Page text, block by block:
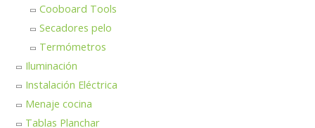
Cooboard Tools
Secadores pelo
Termómetros
Iluminación
Instalación Eléctrica
Menaje cocina
Tablas Planchar